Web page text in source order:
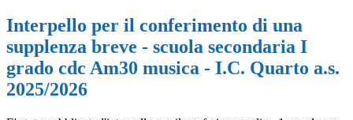
Interpello per il conferimento di una
supplenza breve - scuola secondaria I
grado cdc Am30 musica - I.C. Quarto a.s.
2025/2026